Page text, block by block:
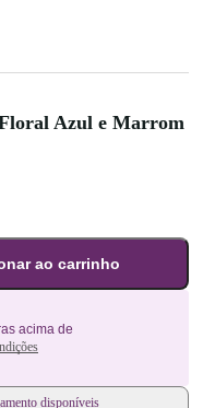
Azul e Marrom
ao carrinho
acima de
disponíveis